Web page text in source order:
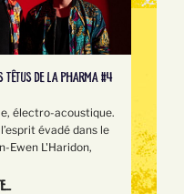
TÊTUS DE LA PHARMA #4
électro-acoustique.
évadé dans le
Ewen L'Haridon,